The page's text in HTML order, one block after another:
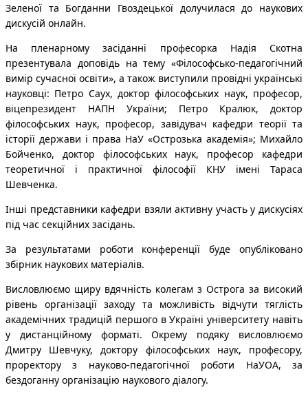
Зеленої та Богданни Гвоздецької долучилася до наукових
дискусій онлайн.
На пленарному засіданні професорка Надія Скотна
презентувала доповідь на тему «Філософсько-педагогічний
вимір сучасної освіти», а також виступили провідні українські
науковці: Петро Саух, доктор філософських наук, професор,
віцепрезидент НАПН України; Петро Кралюк, доктор
філософських наук, професор, завідувач кафедри теорії та
історії держави і права НаУ «Острозька академія»; Михайло
Бойченко, доктор філософських наук, професор кафедри
теоретичної і практичної філософії КНУ імені Тараса
Шевченка.
Інші представники кафедри взяли активну участь у дискусіях
під час секційних засідань.
За результатами роботи конференції буде опубліковано
збірник наукових матеріалів.
Висловлюємо щиру вдячність колегам з Острога за високий
рівень організації заходу та можливість відчути тяглість
академічних традицій першого в Україні університету навіть
у дистанційному форматі. Окрему подяку висловлюємо
Дмитру Шевчуку, доктору філософських наук, професору,
проректору з науково-педагогічної роботи НаУОА, за
бездоганну організацію наукового діалогу.